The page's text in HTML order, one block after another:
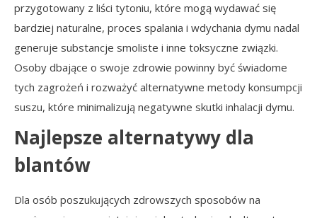
przygotowany z liści tytoniu, które mogą wydawać się
bardziej naturalne, proces spalania i wdychania dymu nadal
generuje substancje smoliste i inne toksyczne związki.
Osoby dbające o swoje zdrowie powinny być świadome
tych zagrożeń i rozważyć alternatywne metody konsumpcji
suszu, które minimalizują negatywne skutki inhalacji dymu.
Najlepsze alternatywy dla
blantów
Dla osób poszukujących zdrowszych sposobów na